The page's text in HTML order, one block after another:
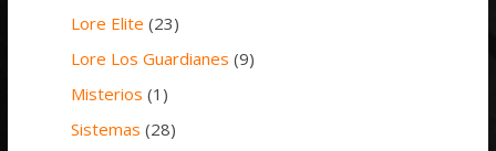
Lore Elite (23)
Lore Los Guardianes (9)
Misterios (1)
Sistemas (28)